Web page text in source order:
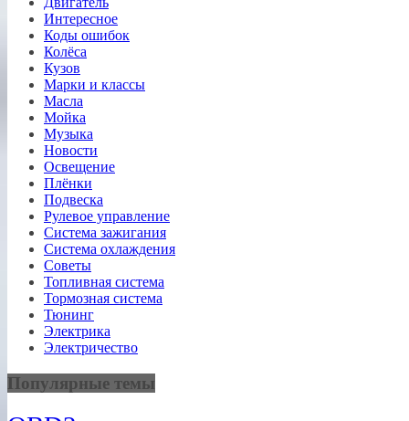
Интересное
Коды ошибок
Колёса
Кузов
Марки и классы
Масла
Мойка
Музыка
Новости
Освещение
Плёнки
Подвеска
Рулевое управление
Система зажигания
Система охлаждения
Советы
Топливная система
Тормозная система
Тюнинг
Электрика
Электричество
Популярные темы